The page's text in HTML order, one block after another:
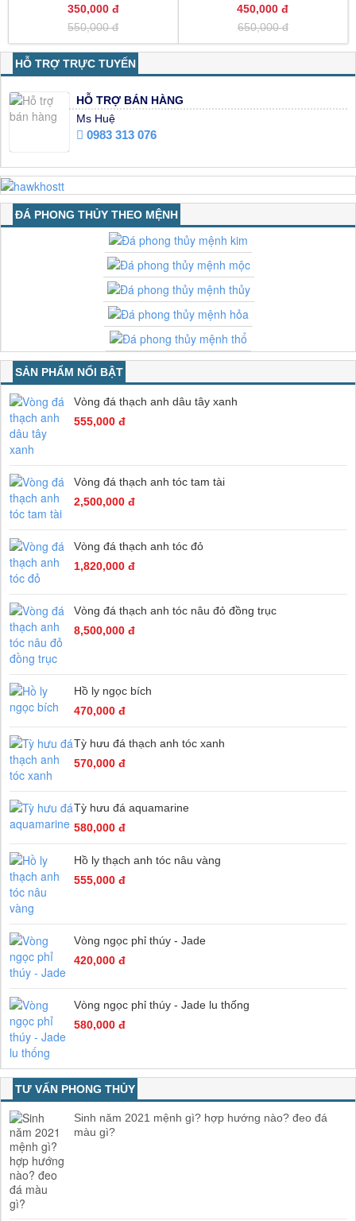
350,000 đ
550,000 đ
450,000 đ
650,000 đ
HỖ TRỢ TRỰC TUYẾN
HỖ TRỢ BÁN HÀNG
Ms Huệ
0983 313 076
ĐÁ PHONG THỦY THEO MỆNH
SẢN PHẨM NỔI BẬT
Vòng đá thạch anh dâu tây xanh
555,000 đ
Vòng đá thạch anh tóc tam tài
2,500,000 đ
Vòng đá thạch anh tóc đỏ
1,820,000 đ
Vòng đá thạch anh tóc nâu đỏ đồng trục
8,500,000 đ
Hồ ly ngọc bích
470,000 đ
Tỳ hưu đá thạch anh tóc xanh
570,000 đ
Tỳ hưu đá aquamarine
580,000 đ
Hồ ly thạch anh tóc nâu vàng
555,000 đ
Vòng ngọc phỉ thúy - Jade
420,000 đ
Vòng ngọc phỉ thúy - Jade lu thống
580,000 đ
TƯ VẤN PHONG THỦY
Sinh năm 2021 mệnh gì? hợp hướng nào? đeo đá
màu gì?